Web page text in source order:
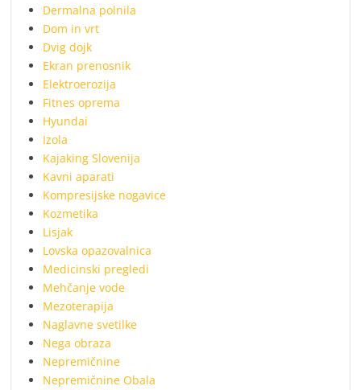
Dermalna polnila
Dom in vrt
Dvig dojk
Ekran prenosnik
Elektroerozija
Fitnes oprema
Hyundai
Izola
Kajaking Slovenija
Kavni aparati
Kompresijske nogavice
Kozmetika
Lisjak
Lovska opazovalnica
Medicinski pregledi
Mehčanje vode
Mezoterapija
Naglavne svetilke
Nega obraza
Nepremičnine
Nepremičnine Obala